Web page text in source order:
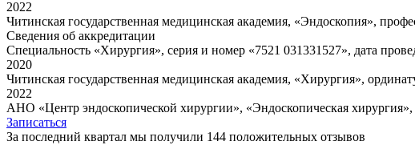
2022
Читинская государственная медицинская академия, «Эндоскопия»,
Сведения об аккредитации
Специальность «Хирургия», серия и номер «7521 031331527», дата
2020
Читинская государственная медицинская академия, «Хирургия»,
2022
АНО «Центр эндоскопической хирургии», «Эндоскопическая
Записаться
За последний квартал мы получили 144 положительных отзывов